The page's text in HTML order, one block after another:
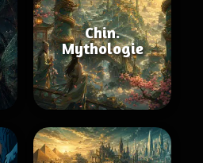
Chin.
Mythologie